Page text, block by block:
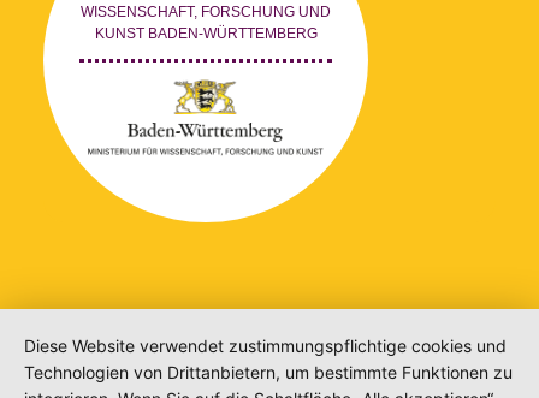
WISSENSCHAFT, FORSCHUNG UND
KUNST BADEN-WÜRTTEMBERG
Diese Website verwendet zustimmungspflichtige cookies und
Technologien von Drittanbietern, um bestimmte Funktionen zu